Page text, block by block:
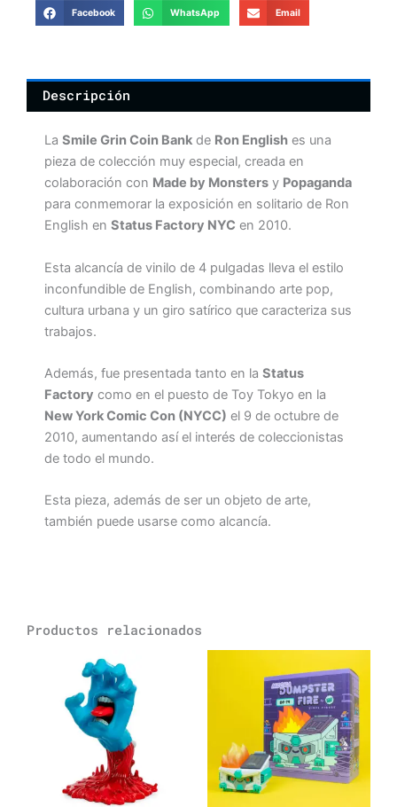
Facebook WhatsApp Email
Descripción
La Smile Grin Coin Bank de Ron English es una
pieza de colección muy especial, creada en
colaboración con Made by Monsters y Popaganda
para conmemorar la exposición en solitario de Ron
English en Status Factory NYC en 2010.
Esta alcancía de vinilo de 4 pulgadas lleva el estilo
inconfundible de English, combinando arte pop,
cultura urbana y un giro satírico que caracteriza sus
trabajos.
Además, fue presentada tanto en la Status
Factory como en el puesto de Toy Tokyo en la
New York Comic Con (NYCC) el 9 de octubre de
2010, aumentando así el interés de coleccionistas
de todo el mundo.
Esta pieza, además de ser un objeto de arte,
también puede usarse como alcancía.
Productos relacionados